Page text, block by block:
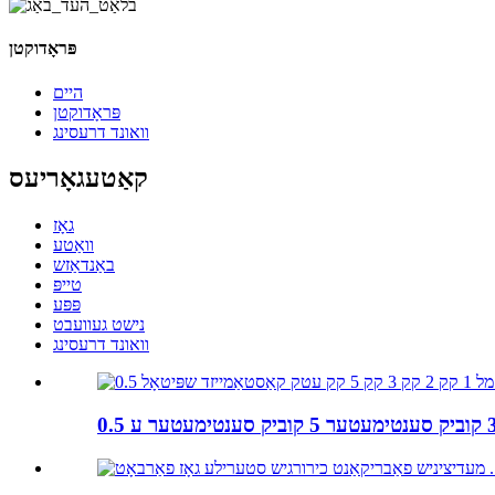
פּראָדוקטן
היים
פּראָדוקטן
וואונד דרעסינג
קאַטעגאָריעס
גאָז
וואַטע
באַנדאַזש
טייפּ
פּפּע
נישט געוועבט
וואונד דרעסינג